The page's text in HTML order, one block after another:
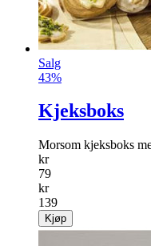
Salg
43%
Kjeksboks
Morsom kjeksboks
kr
79
kr
139
Kjøp